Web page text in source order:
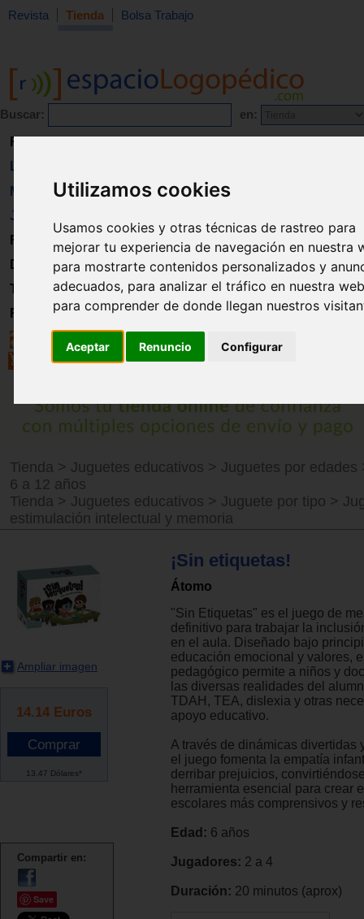
Utilizamos cookies
Usamos cookies y otras técnicas de rastreo para
mejorar tu experiencia de navegación en nuestra
para mostrarte contenidos personalizados y
adecuados, para analizar el tráfico en nuestra
para comprender de donde llegan nuestros
Aceptar Renuncio Configurar
Revista Tienda Bolsa Trabajo
Buscar: en:
Revista
Libros
Material
Juguetes
Formación
Directorio
Trabajo
Registro
Tienda > Juguetes educativos > Juguetes por edades
6 a 12 años
Tienda > Juguetes educativos > Juguete por tipo >
estimulación intelectual y memoria
Ampliar imagen
14.14 Euros
13.47 Dólares*
Compartir en:
Save
¡Sin etiquetas!
Átomo
"Sin Etiquetas" es el juego de
definitivo para trabajar la
en el aula. Diseñado bajo
educación emocional y valores,
pedagógico permite a niños y
las diversas realidades del
TDAH, TEA, dislexia y otras
apoyo educativo.
A través de dinámicas divertidas
el juego fomenta la empatía
derribar prejuicios,
herramienta esencial para crear
escolares más comprensivos y
Edad: 6 años
Jugadores: 2 a 4
Duración: 20 minutos (aprox)